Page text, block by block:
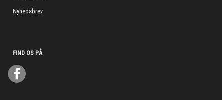
Nyhedsbrev
FIND OS PÅ